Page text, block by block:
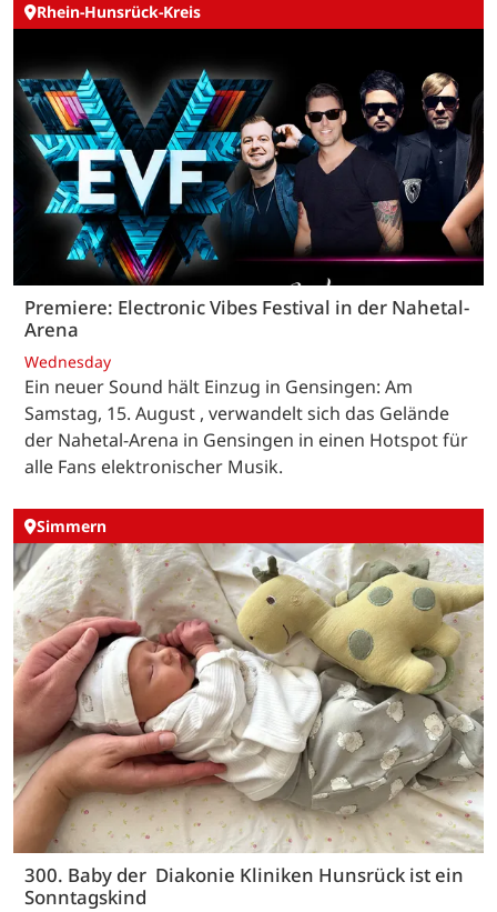
Rhein-Hunsrück-Kreis
Premiere: Electronic Vibes Festival in der Nahetal-
Arena
Wednesday
Ein neuer Sound hält Einzug in Gensingen: Am
Samstag, 15. August , verwandelt sich das Gelände
der Nahetal-Arena in Gensingen in einen Hotspot für
alle Fans elektronischer Musik.
Simmern
300. Baby der Diakonie Kliniken Hunsrück ist ein
Sonntagskind